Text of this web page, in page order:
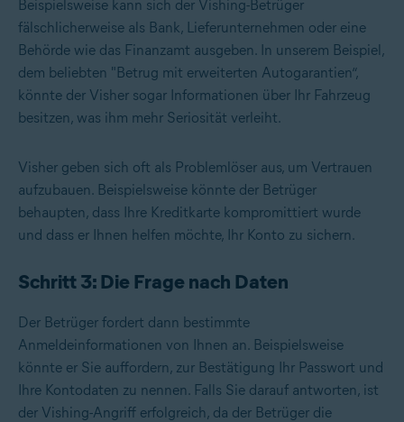
Beispielsweise kann sich der Vishing-Betrüger
fälschlicherweise als Bank, Lieferunternehmen oder eine
Behörde wie das Finanzamt ausgeben. In unserem Beispiel,
dem beliebten "Betrug mit erweiterten Autogarantien“,
könnte der Visher sogar Informationen über Ihr Fahrzeug
besitzen, was ihm mehr Seriosität verleiht.
Visher geben sich oft als Problemlöser aus, um Vertrauen
aufzubauen. Beispielsweise könnte der Betrüger
behaupten, dass Ihre Kreditkarte kompromittiert wurde
und dass er Ihnen helfen möchte, Ihr Konto zu sichern.
Schritt 3: Die Frage nach Daten
Der Betrüger fordert dann bestimmte
Anmeldeinformationen von Ihnen an. Beispielsweise
könnte er Sie auffordern, zur Bestätigung Ihr Passwort und
Ihre Kontodaten zu nennen. Falls Sie darauf antworten, ist
der Vishing-Angriff erfolgreich, da der Betrüger die